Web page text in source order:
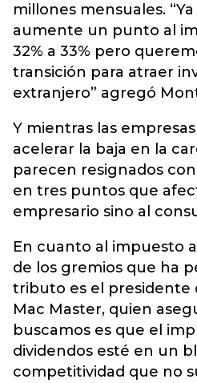
millones mensuales.
aumente un punto al
32% a 33% pero
transición para atraer
extranjero” agregó
Y mientras las
acelerar la baja en la
parecen resignados
en tres puntos que
empresario sino al
En cuanto al impuesto
de los gremios que ha
tributo es el presidente
Mac Master, quien
buscamos es que el
dividendos esté en un
competitividad que no